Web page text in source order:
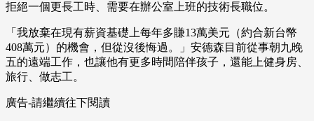
拒絕一個更長工時、需要在辦公室上班的技術長職位。
「我放棄在現有薪資基礎上每年多賺13萬美元（約合新台幣
408萬元）的機會，但從沒後悔過。」安德森目前從事朝九晚
五的遠端工作，也讓他有更多時間陪伴孩子，還能上健身房、
旅行、做志工。
廣告-請繼續往下閱讀